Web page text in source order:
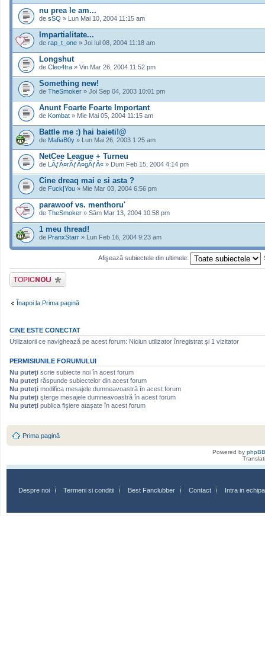
nu prea le am...
de sSQ » Lun Mai 10, 2004 11:15 am
Impartialitate...
de rap_t_one » Joi Iul 08, 2004 11:18 am
Longshut
de Cleo4tra » Vin Mar 26, 2004 11:52 pm
Something new!
de TheSmoker » Joi Sep 04, 2003 10:01 pm
Anunt Foarte Foarte Important
de Kombat » Mie Mai 05, 2004 11:15 am
Battle me :) hai baieti!@
de MafiaB0y » Lun Mai 26, 2003 1:25 am
NetCee League + Turneu
de LÃƒÂ¤rÃƒÂ¤gÃƒÂ« » Dum Feb 15, 2004 4:14 pm
Cine dreaq mai e si asta ?
de Fuck|You » Mie Mar 03, 2004 6:56 pm
parawoof vs. menthoru'
de TheSmoker » Sâm Mar 13, 2004 10:58 pm
1 meu thread!
de PranxStarr » Lun Feb 16, 2004 9:23 am
Afişează subiectele din ultimele:
Scrie un subiect
nou
Înapoi la Prima pagină
CINE ESTE CONECTAT
Utilizatorii ce navighează pe acest forum: Niciun utilizator înregistrat şi 1 vizitator
PERMISIUNILE FORUMULUI
Nu puteţi scrie subiecte noi în acest forum
Nu puteţi răspunde subiectelor din acest forum
Nu puteţi modifica mesajele dumneavoastră în acest forum
Nu puteţi şterge mesajele dumneavoastră în acest forum
Nu puteţi publica fişiere ataşate în acest forum
Prima pagină
Powered by phpBB
Despre noi Termeni si conditii Best Fanclubber Contact Intra in